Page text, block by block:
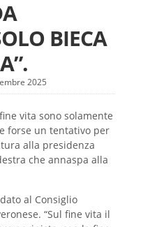
BIECA
2025
vita sono solamente
forse un tentativo per
alla presidenza
che annaspa alla
al Consiglio
“Sul fine vita il